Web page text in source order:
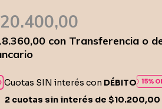
con Transferencia o
Cuotas SIN interés con DÉBITO
2 cuotas sin interés de $10.200,00